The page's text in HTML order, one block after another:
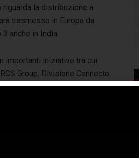
la distribuzione a
trasmesso in Europa da
anche in India.
importanti iniziative tra cui
Group, Divisione Connecto.
Group, ha illustrato il
al mondo della velocità. Il
impegnata in prima
di domani. Un tema